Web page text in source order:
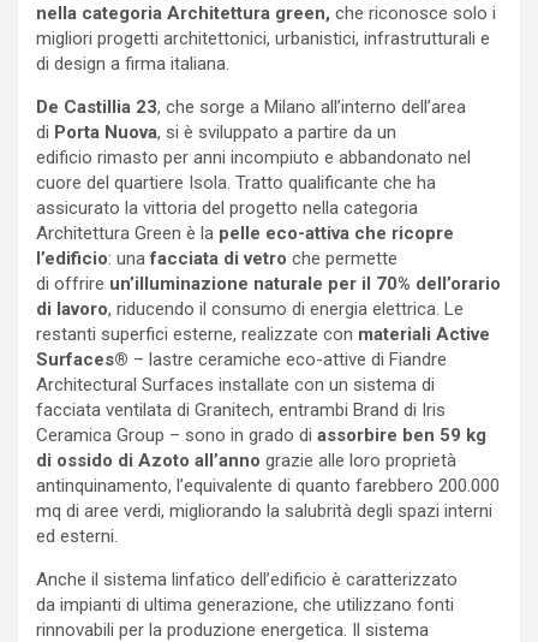
nella categoria Architettura green, che riconosce solo i
migliori progetti architettonici, urbanistici, infrastrutturali e
di design a firma italiana.
De Castillia 23, che sorge a Milano all’interno dell’area
di Porta Nuova, si è sviluppato a partire da un
edificio rimasto per anni incompiuto e abbandonato nel
cuore del quartiere Isola. Tratto qualificante che ha
assicurato la vittoria del progetto nella categoria
Architettura Green è la pelle eco-attiva che ricopre
l’edificio: unafacciata di vetro che permette
di offrire un’illuminazione naturale per il 70% dell’orario
di lavoro, riducendo il consumo di energia elettrica. Le
restanti superfici esterne, realizzate con materiali Active
Surfaces® – lastre ceramiche eco-attive di Fiandre
Architectural Surfaces installate con un sistema di
facciata ventilata di Granitech, entrambi Brand di Iris
Ceramica Group – sono in grado di assorbire ben 59 kg
di ossido di Azoto all’anno grazie alle loro proprietà
antinquinamento, l’equivalente di quanto farebbero 200.000
mq di aree verdi, migliorando la salubrità degli spazi interni
ed esterni.
Anche il sistema linfatico dell’edificio è caratterizzato
da impianti di ultima generazione, che utilizzano fonti
rinnovabili per la produzione energetica. Il sistema